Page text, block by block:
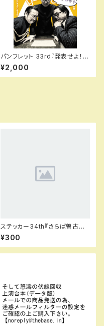
パンフレット 33rd『発表せよ！大
本営！』（再演）
¥2,000
ステッカー34th『さらば曽古野
遊園地』
¥300